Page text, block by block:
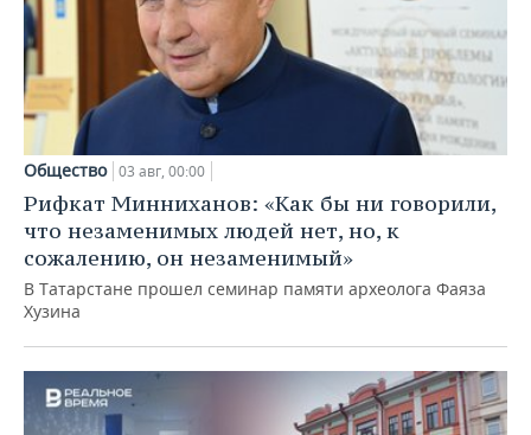
Общество 03 авг, 00:00
Рифкат Минниханов: «Как бы ни говорили,
что незаменимых людей нет, но, к
сожалению, он незаменимый»
В Татарстане прошел семинар памяти археолога Фаяза
Хузина